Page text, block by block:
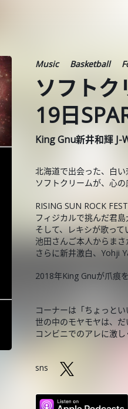
Music Basketball
ソフト
19日
King Gnu新井和輝 J-
北海道で出会った、白
ソフトクリームが、心の
RISING SUN ROCK
フィジカルで挑んだ君
そして、レキシが歌って
池田さんご本人からまさ
さらに新井激白、Yohji
2018年King Gnuが爪痕
コーナーは「ちょっとい
世の中のモヤモヤは、だ
コンビニでのアレに激し
sns